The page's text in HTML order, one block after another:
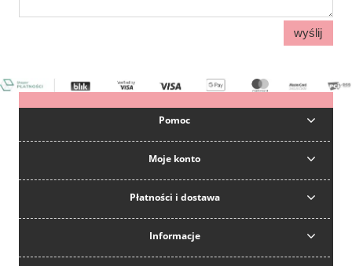
wyślij
Pomoc
Moje konto
Płatności i dostawa
Informacje